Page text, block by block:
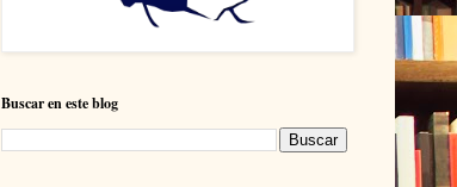
Buscar en este blog